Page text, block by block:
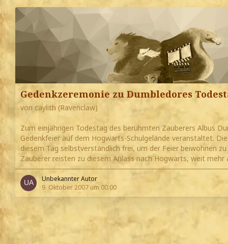
Gedenkzeremonie zu Dumbledores
von caylith (Ravenclaw)
Zum einjährigen Todestag des berühmten Zauberers Albus
Gedenkfeier auf dem Hogwarts-Schulgelände veranstaltet.
diesem Tag selbstverständlich frei, um der Feier beiwohnen
Zauberer reisten zu diesem Anlass nach Hogwarts, weit
Unbekannter Autor
9. Oktober 2007 um 00:00